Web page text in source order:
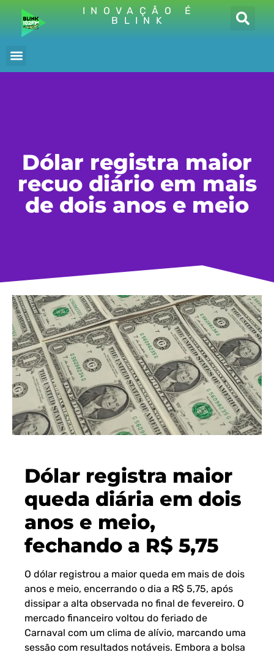
INOVAÇÃO É
BLINK
Dólar registra maior
recuo diário em mais
de dois anos e meio
Dólar registra maior
queda diária em dois
anos e meio,
fechando a R$ 5,75
O dólar registrou a maior queda em mais de dois
anos e meio, encerrando o dia a R$ 5,75, após
dissipar a alta observada no final de fevereiro. O
mercado financeiro voltou do feriado de
Carnaval com um clima de alívio, marcando uma
sessão com resultados notáveis. Embora a bolsa